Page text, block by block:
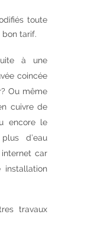
toute
bon tarif.
à une
coincée
Ou même
cuivre de
encore le
d’eau
car
installation
travaux